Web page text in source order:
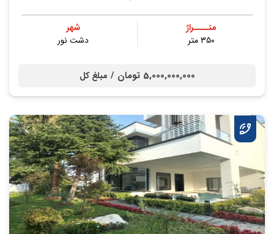
متــــراژ
۳۵۰ متر
شهر
دشت نور
5,000,000,000 تومان / مبلغ کل